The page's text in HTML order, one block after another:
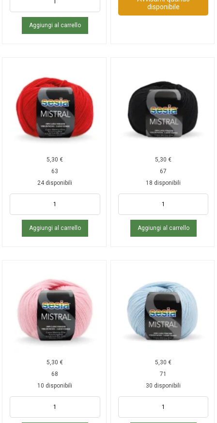
Aggiungi al carrello
disponibile
5,30€
63
24 disponibili
Aggiungi al carrello
5,30€
67
18 disponibili
Aggiungi al carrello
5,30€
68
10 disponibili
5,30€
71
30 disponibili